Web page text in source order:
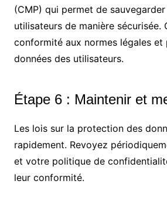
(CMP) qui permet de
utilisateurs de manière
conformité aux normes légales et
données des utilisateurs.
Étape 6 : Maintenir et
Les lois sur la protection des
rapidement. Revoyez
et votre politique de
leur conformité.